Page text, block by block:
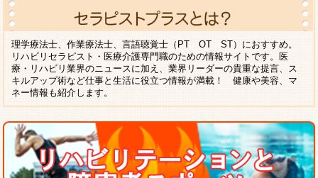
理学療法士、作業療法士、言語聴覚士（PT OT ST）におすすめ。
リハビリセラピスト・医療介護専門職のための情報サイトです。医
療・リハビリ業界のニュースに加え、業界リーダーの貴重な提言、ス
キルアップ術など仕事と生活に役立つ情報が満載！ 健康や美容、マ
ネー情報も紹介します。